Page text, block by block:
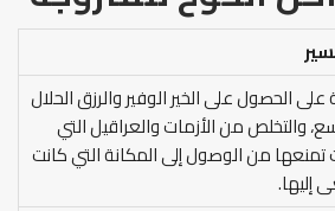
على الحصول على الخير الوفير والرزق الحلال
والتخلص من الأزمات والعراقيل التي
تمنعها من الوصول إلى المكانة التي كانت
إليها.